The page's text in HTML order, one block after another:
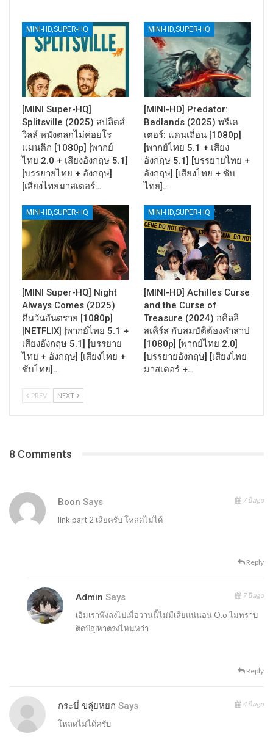
MINI-HD,SUPER-HQ
[MINI Super-HQ]
Splitsville (2025) สปลิตส์
วิลล์ หนังตลกไม่ค่อยโร
แมนติก [1080p] [พากย์
ไทย 2.0 + เสียงอังกฤษ 5.1]
[บรรยายไทย + อังกฤษ]
[เสียงไทยมาสเตอร์…
MINI-HD,SUPER-HQ
[MINI-HD] Predator:
Badlands (2025) พรีเด
เตอร์: แดนเถื่อน [1080p]
[พากย์ไทย 5.1 + เสียง
อังกฤษ 5.1] [บรรยายไทย +
อังกฤษ] [เสียงไทย + ซับ
ไทย]…
MINI-HD,SUPER-HQ
[MINI Super-HQ] Night
Always Comes (2025)
คืนวันอันตราย [1080p]
[NETFLIX] [พากย์ไทย 5.1 +
เสียงอังกฤษ 5.1] [บรรยาย
ไทย + อังกฤษ] [เสียงไทย +
ซับไทย]…
MINI-HD,SUPER-HQ
[MINI-HD] Achilles Curse
and the Curse of
Treasure (2024) อคิลลิ
สเคิร์ส กับสมบัติต้องคำสาป
[1080p] [พากย์ไทย 2.0]
[บรรยายอังกฤษ] [เสียงไทย
มาสเตอร์ +…
PREV NEXT
8 Comments
Boon Says 7 ปี ago
link part 2 เสียครับ โหลดไม่ได้
Reply
Admin Says 7 ปี ago
เอิ่มเราพึ่งลงไปเมื่อวานนี้ไม่มีเสียแน่นอน O.o ไม่ทราบ
ติดปัญหาตรงไหนหว่า
Reply
กระบี่ ขลุ่ยหยก Says 4 ปี ago
โหลดไม่ได้ครับ